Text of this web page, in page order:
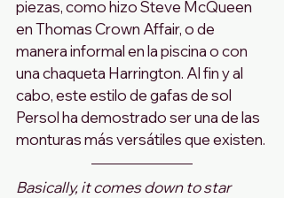
piezas, como hizo Steve McQueen
en Thomas Crown Affair, o de
manera informal en la piscina o con
una chaqueta Harrington. Al fin y al
cabo, este estilo de gafas de sol
Persol ha demostrado ser una de las
monturas más versátiles que existen.
Basically, it comes down to star